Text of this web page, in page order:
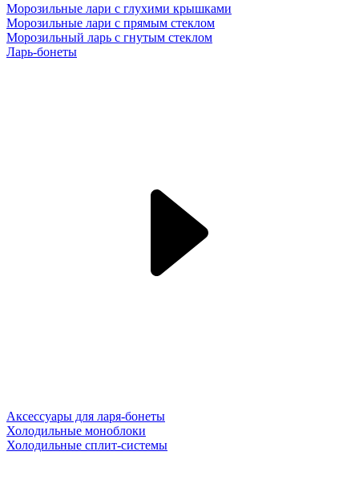
Морозильные лари с глухими крышками
Морозильные лари с прямым стеклом
Морозильный ларь с гнутым стеклом
Ларь-бонеты
Аксессуары для ларя-бонеты
Холодильные моноблоки
Холодильные сплит-системы